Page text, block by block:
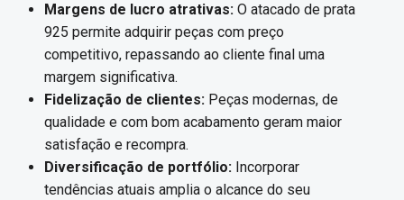
Margens de lucro atrativas: O atacado de prata
925 permite adquirir peças com preço
competitivo, repassando ao cliente final uma
margem significativa.
Fidelização de clientes: Peças modernas, de
qualidade e com bom acabamento geram maior
satisfação e recompra.
Diversificação de portfólio: Incorporar
tendências atuais amplia o alcance do seu